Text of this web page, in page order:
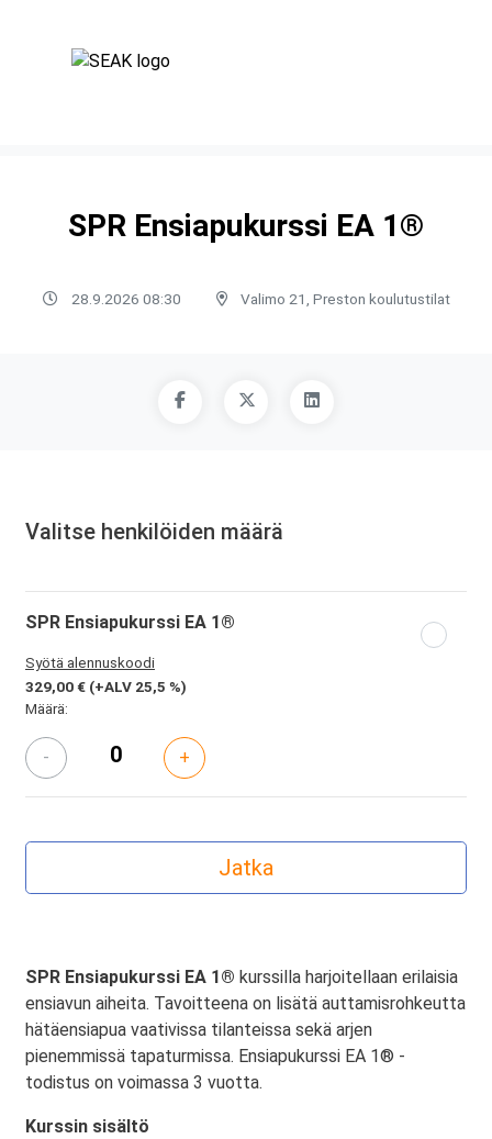
SPR Ensiapukurssi EA 1®
28.9.2026 08:30 Valimo 21, Preston koulutustilat
Valitse henkilöiden määrä
SPR Ensiapukurssi EA 1®
Syötä alennuskoodi
329,00 € (+ALV 25,5 %)
Määrä:
- +
SPR Ensiapukurssi EA 1® kurssilla harjoitellaan erilaisia
ensiavun aiheita. Tavoitteena on lisätä auttamisrohkeutta
hätäensiapua vaativissa tilanteissa sekä arjen
pienemmissä tapaturmissa. Ensiapukurssi EA 1® -
todistus on voimassa 3 vuotta.
Kurssin sisältö